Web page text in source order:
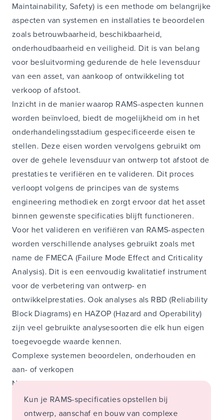
Maintainability, Safety) is een methode om belangrijke
aspecten van systemen en installaties te beoordelen
zoals betrouwbaarheid, beschikbaarheid,
onderhoudbaarheid en veiligheid. Dit is van belang
voor besluitvorming gedurende de hele levensduur
van een asset, van aankoop of ontwikkeling tot
verkoop of afstoot.
Inzicht in de manier waarop RAMS-aspecten kunnen
worden beïnvloed, biedt de mogelijkheid om in het
onderhandelingsstadium gespecificeerde eisen te
stellen. Deze eisen worden vervolgens gebruikt om
over de gehele levensduur van ontwerp tot afstoot de
prestaties te verifiëren en te valideren. Dit proces
verloopt volgens de principes van de systems
engineering methodiek en zorgt ervoor dat het asset
binnen gewenste specificaties blijft functioneren.
Voor het valideren en verifiëren van RAMS-aspecten
worden verschillende analyses gebruikt zoals met
name de FMECA (Failure Mode Effect and Criticality
Analysis). Dit is een eenvoudig kwalitatief instrument
voor de verbetering van ontwerp- en
ontwikkelprestaties. Ook analyses als RBD (Reliability
Block Diagrams) en HAZOP (Hazard and Operability)
zijn veel gebruikte analysesoorten die elk hun eigen
toegevoegde waarde kennen.
Complexe systemen beoordelen, onderhouden en
aan- of verkopen
Na afloop van deze cursus:
Kun je RAMS-specificaties opstellen bij
ontwerp, aanschaf en bouw van complexe